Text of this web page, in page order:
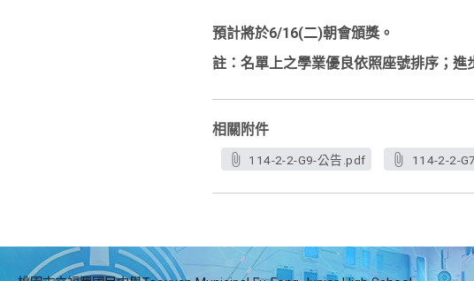
預計將於6/16(二)朝會頒獎。
註：名單上之學業優良依照座號排序；進
相關附件
114-2-2-G9-公告.pdf 114-2-2-